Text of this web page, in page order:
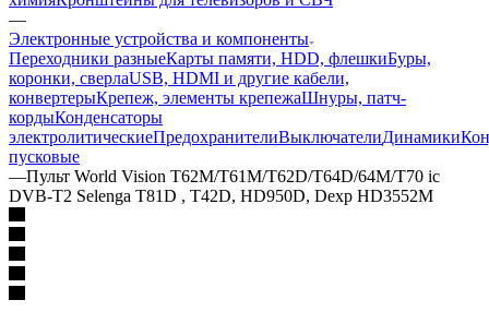
—
Электронные устройства и компоненты
Переходники разныеКарты памяти, HDD, флешкиБуры,
коронки, сверлаUSB, HDMI и другие кабели,
конвертерыКрепеж, элементы крепежаШнуры, патч-
кордыКонденсаторы
электролитическиеПредохранителиВыключателиДинамики
пусковые
—Пульт World Vision T62M/T61М/T62D/T64D/64M/Т70 ic
DVB-T2 Selenga T81D , T42D, HD950D, Dexp HD3552M